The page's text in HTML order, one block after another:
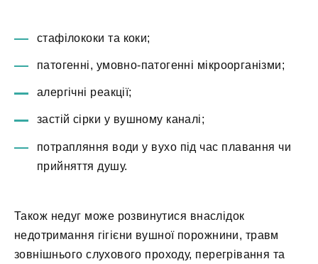
стафілококи та коки;
патогенні, умовно-патогенні мікроорганізми;
алергічні реакції;
застій сірки у вушному каналі;
потрапляння води у вухо під час плавання чи
прийняття душу.
Також недуг може розвинутися внаслідок
недотримання гігієни вушної порожнини, травм
зовнішнього слухового проходу, перегрівання та